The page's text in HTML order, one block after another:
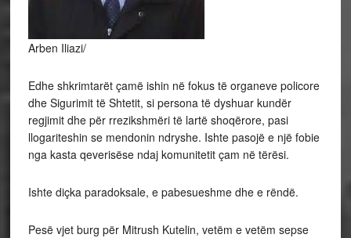
Arben Iliazi/
Edhe shkrimtarët çamë ishin në fokus të organeve policore
dhe Sigurimit të Shtetit, si persona të dyshuar kundër
regjimit dhe për rrezikshmëri të lartë shoqërore, pasi
llogariteshin se mendonin ndryshe. Ishte pasojë e një fobie
nga kasta qeverisëse ndaj komunitetit çam në tërësi.
Ishte diçka paradoksale, e pabesueshme dhe e rëndë.
Pesë vjet burg për Mitrush Kutelin, vetëm e vetëm sepse